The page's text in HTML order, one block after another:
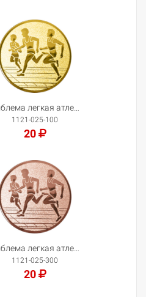
Добавить в корзину
1121-025-100
20
Добавить в корзину
1121-025-300
20